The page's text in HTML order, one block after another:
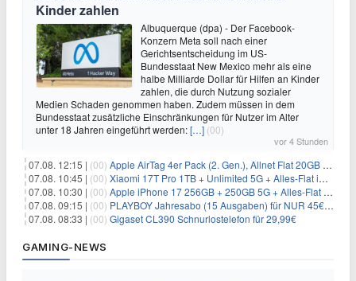
Kinder zahlen
Albuquerque (dpa) - Der Facebook-
Konzern Meta soll nach einer
Gerichtsentscheidung im US-
Bundesstaat New Mexico mehr als eine
halbe Milliarde Dollar für Hilfen an Kinder
zahlen, die durch Nutzung sozialer
Medien Schaden genommen haben. Zudem müssen in dem
Bundesstaat zusätzliche Einschränkungen für Nutzer im Alter
unter 18 Jahren eingeführt werden:[…] (00)
vor 4 Stunden
07.08. 12:15 | (00) Apple AirTag 4er Pack (2. Gen.), Allnet Flat 20GB 5G im Telekom-Netz für 14,99€/Monat – eff. 2,07€/Monat
07.08. 10:45 | (00) Xiaomi 17T Pro 1TB + Unlimited 5G + Alles-Flat im o2 Netz für 29,99€/Monat – eff. 1,15€/Monat
07.08. 10:30 | (00) Apple iPhone 17 256GB + 250GB 5G + Alles-Flat im Telekom-Netz für 34€/Monat – eff. 6,29€/Monat
07.08. 09:15 | (00) PLAYBOY Jahresabo (15 Ausgaben) für NUR 45€ (statt 198€)
07.08. 08:33 | (00) Gigaset CL390 Schnurlostelefon für 29,99€
GAMING-NEWS